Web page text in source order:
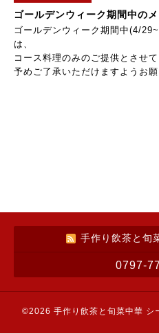
ゴールデンウィーク期間中の
ゴールデンウィーク期間中(4/
は、
コース料理のみのご提供とさせて
予めご了承いただけますようお願
手作り飲茶と旬
0797-
©2026 手作り飲茶と旬菜中華 シ